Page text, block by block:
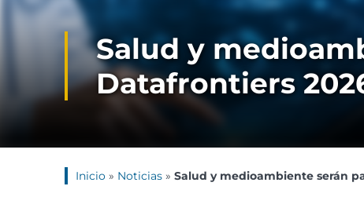
Salud y
Datafrontiers
Inicio » Noticias » Salud y medioambiente serán